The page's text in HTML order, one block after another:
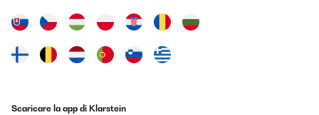
Scaricare la app di Klarstein